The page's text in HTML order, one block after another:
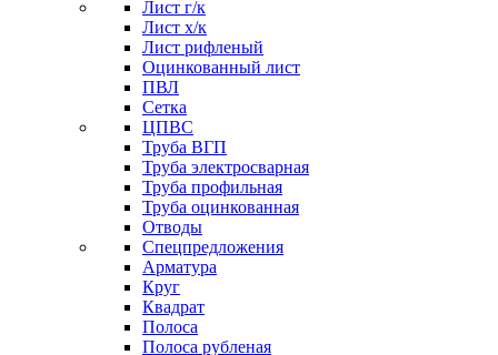
Лист г/к
Лист х/к
Лист рифленый
Оцинкованный лист
ПВЛ
Сетка
ЦПВС
Труба ВГП
Труба электросварная
Труба профильная
Труба оцинкованная
Отводы
Спецпредложения
Арматура
Круг
Квадрат
Полоса
Полоса рубленая